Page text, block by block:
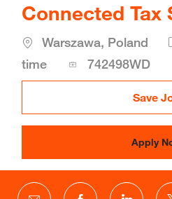
Connected Tax
Location
Warszawa, Poland
time
Job
Id
742498WD
Save
Apply